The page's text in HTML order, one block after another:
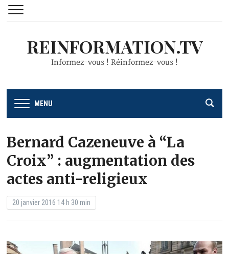
REINFORMATION.TV
Informez-vous ! Réinformez-vous !
MENU
Bernard Cazeneuve à “La
Croix” : augmentation des
actes anti-religieux
20 janvier 2016 14 h 30 min